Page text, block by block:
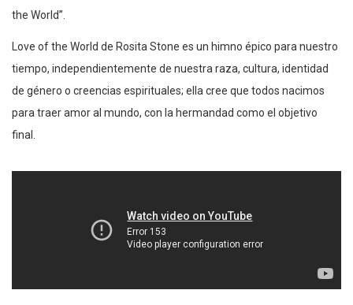
the World”.
Love of the World de Rosita Stone es un himno épico para nuestro
tiempo, independientemente de nuestra raza, cultura, identidad
de género o creencias espirituales; ella cree que todos nacimos
para traer amor al mundo, con la hermandad como el objetivo
final.